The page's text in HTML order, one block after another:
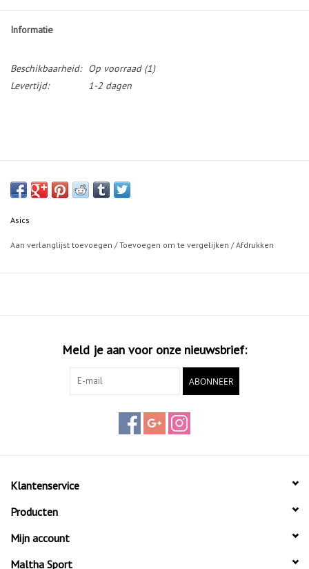
Informatie
Beschikbaarheid: Op voorraad(1)
Levertijd:
1-2 dagen
Asics
Aan verlanglijst toevoegen /Toevoegen om te vergelijken /Afdrukken
Meld je aan voor onze nieuwsbrief:
ABONNEER
Klantenservice
Producten
Mijn account
Maltha Sport